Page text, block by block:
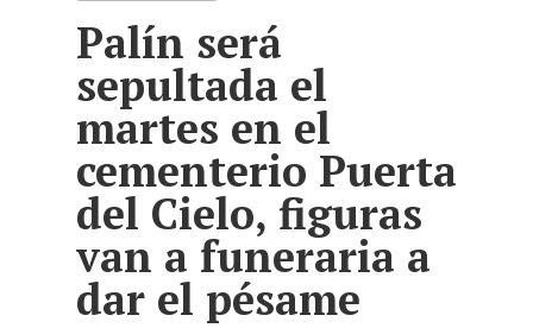
Palín será
sepultada el
martes en el
cementerio Puerta
del Cielo, figuras
van a funeraria a
dar el pésame